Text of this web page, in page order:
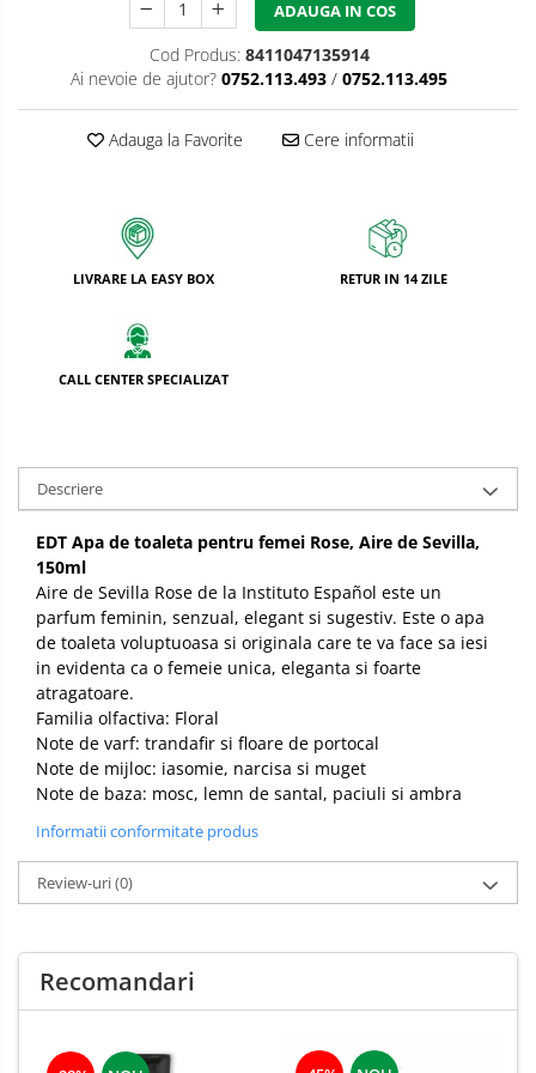
ADAUGA IN COS
Cod Produs: 8411047135914
Ai nevoie de ajutor? 0752.113.493 / 0752.113.495
Adauga la Favorite Cere informatii
LIVRARE LA EASY BOX RETUR IN 14 ZILE
CALL CENTER SPECIALIZAT
Descriere
EDT Apa de toaleta pentru femei Rose, Aire de Sevilla,
150ml
Aire de Sevilla Rose de la Instituto Español este un
parfum feminin, senzual, elegant si sugestiv. Este o apa
de toaleta voluptuoasa si originala care te va face sa iesi
in evidenta ca o femeie unica, eleganta si foarte
atragatoare.
Familia olfactiva: Floral
Note de varf: trandafir si floare de portocal
Note de mijloc: iasomie, narcisa si muget
Note de baza: mosc, lemn de santal, paciuli si ambra
Informatii conformitate produs
Review-uri(0)
Recomandari